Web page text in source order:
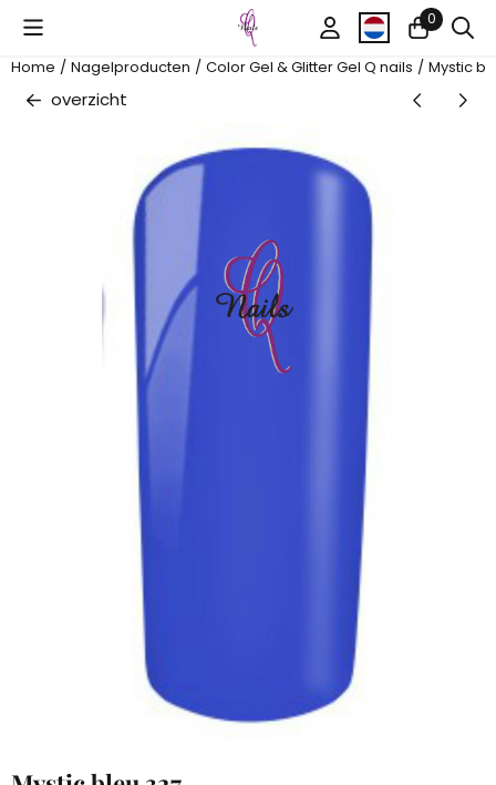
Cookievoorkeuren zijn beschikbaar. Kies instellingen of sta
0
Home / Nagelproducten / Color Gel & Glitter Gel Q nails / Mystic
overzicht